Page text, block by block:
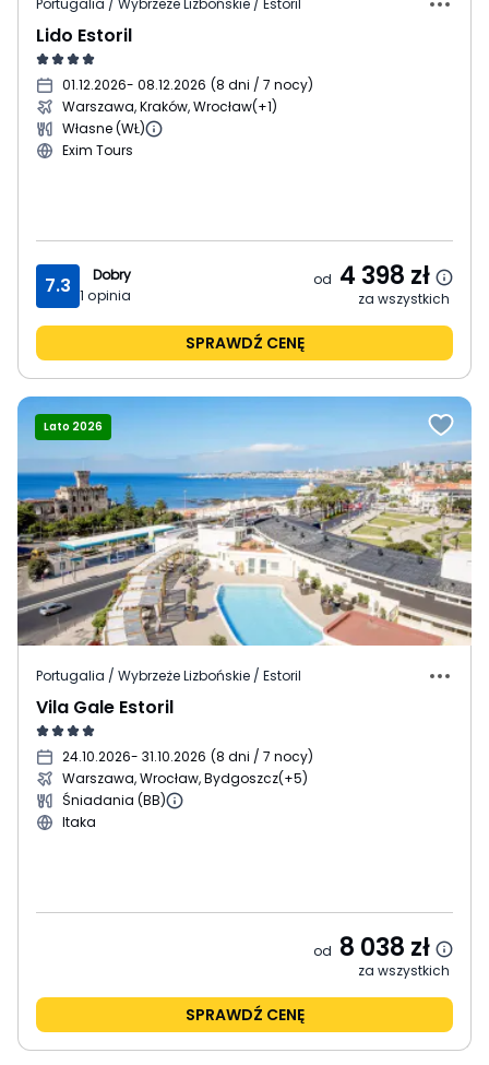
Portugalia / Wybrzeże Lizbońskie / Estoril
Lido Estoril
01.12.2026- 08.12.2026 (8 dni / 7 nocy)
Warszawa, Kraków, Wrocław(+1)
Własne (WŁ)
Exim Tours
7.3
Dobry
1 opinia
od 4 398 zł
za wszystkich
SPRAWDŹ CENĘ
Lato 2026
Portugalia / Wybrzeże Lizbońskie / Estoril
Vila Gale Estoril
24.10.2026- 31.10.2026 (8 dni / 7 nocy)
Warszawa, Wrocław, Bydgoszcz(+5)
Śniadania (BB)
Itaka
od 8 038 zł
za wszystkich
SPRAWDŹ CENĘ